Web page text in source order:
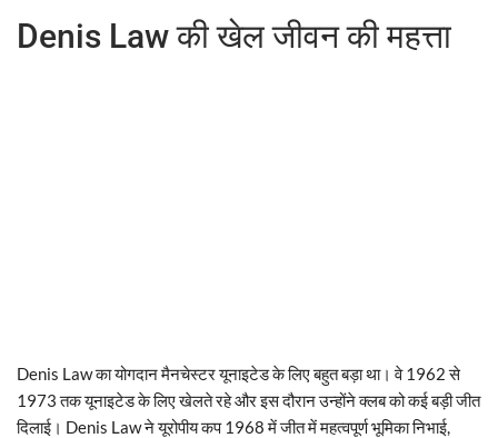
Denis Law की खेल जीवन की महत्ता
Denis Law का योगदान मैनचेस्टर यूनाइटेड के लिए बहुत बड़ा था। वे 1962 से
1973 तक यूनाइटेड के लिए खेलते रहे और इस दौरान उन्होंने क्लब को कई बड़ी जीत
दिलाई। Denis Law ने यूरोपीय कप 1968 में जीत में महत्वपूर्ण भूमिका निभाई,